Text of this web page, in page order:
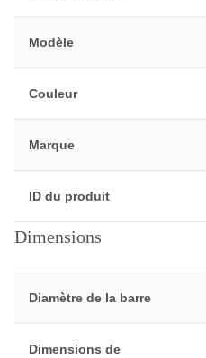
Modèle
Couleur
Marque
ID du produit
Dimensions
Diamètre de la barre
Dimensions de